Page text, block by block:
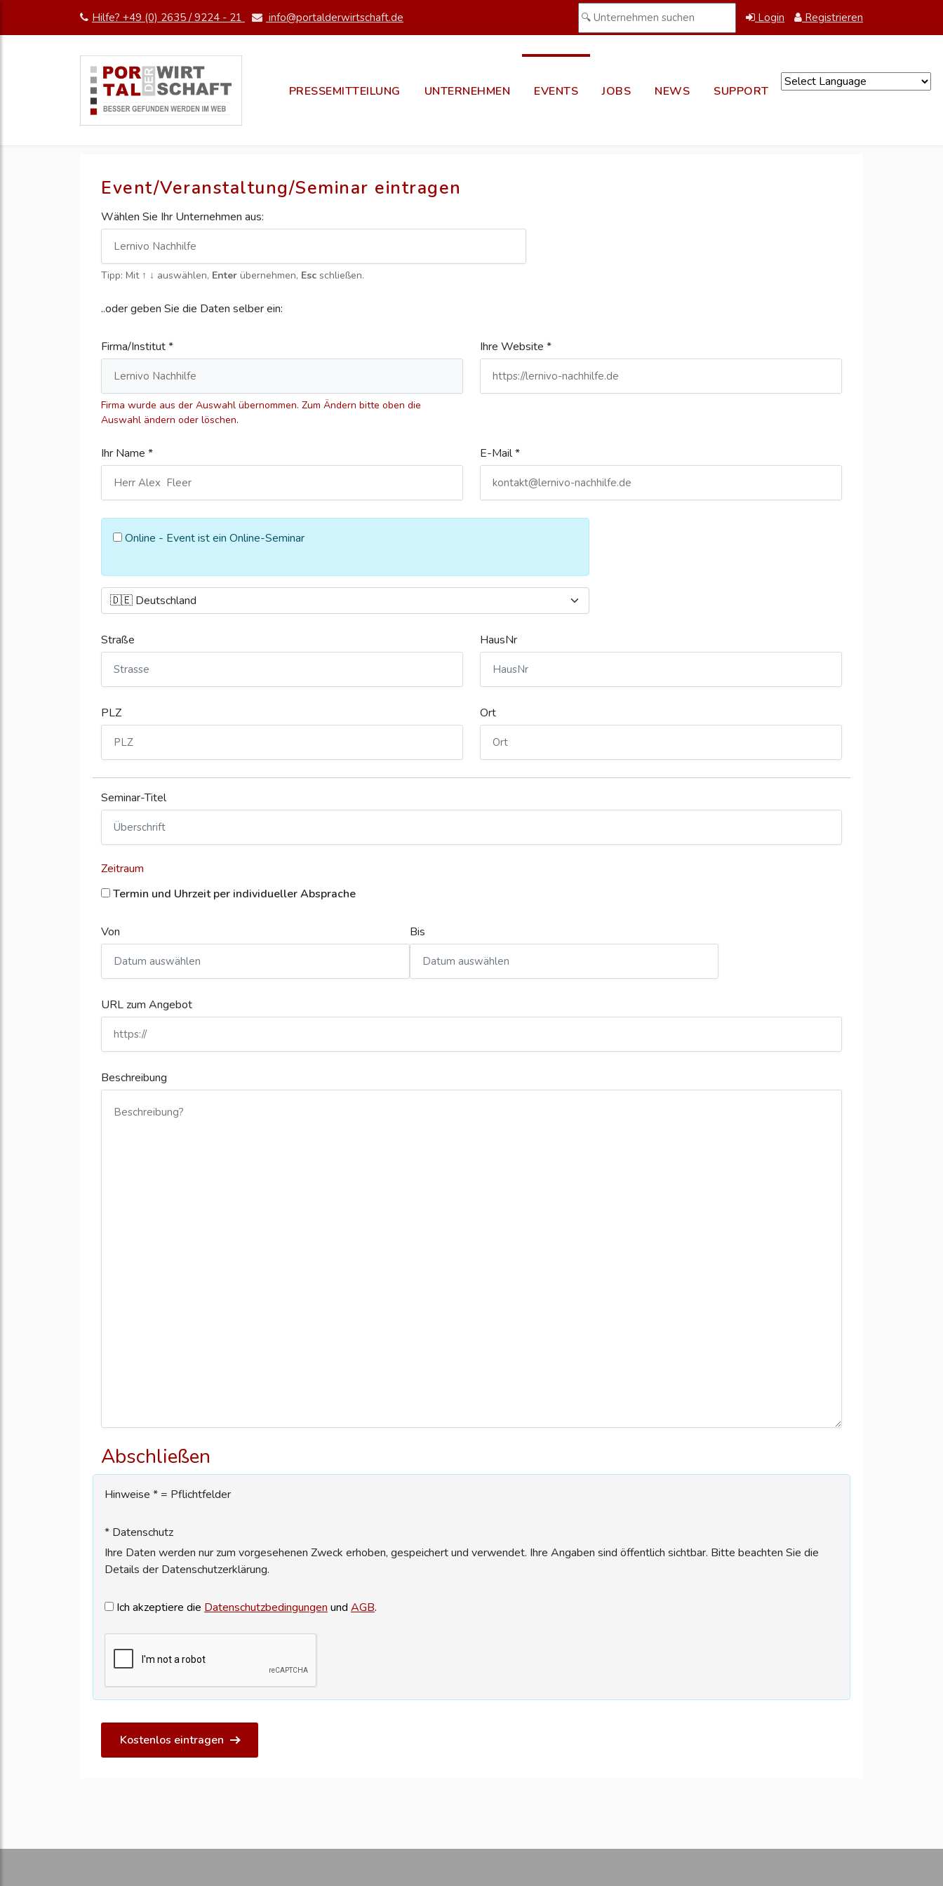
Hilfe? +49 (0) 2635 / 9224 - 21 info@portalderwirtschaft.de Login Registrieren
PRESSEMITTEILUNG UNTERNEHMEN EVENTS JOBS NEWS SUPPORT
Event/Veranstaltung/Seminar eintragen
Wählen Sie Ihr Unternehmen aus:
Tipp: Mit ↑ ↓ auswählen, Enter übernehmen, Esc schließen.
..oder geben Sie die Daten selber ein:
Firma/Institut *
Firma wurde aus der Auswahl übernommen. Zum Ändern bitte oben die
Auswahl ändern oder löschen.
Ihre Website *
Ihr Name * E-Mail *
Online - Event ist ein Online-Seminar
Straße HausNr
PLZ Ort
Seminar-Titel
Zeitraum
Termin und Uhrzeit per individueller Absprache
Von Bis
URL zum Angebot
Beschreibung
Abschließen
Hinweise * = Pflichtfelder
* Datenschutz
Ihre Daten werden nur zum vorgesehenen Zweck erhoben, gespeichert und verwendet. Ihre Angaben sind öffentlich sichtbar. Bitte beachten Sie die
Details der Datenschutzerklärung.
Ich akzeptiere die Datenschutzbedingungen und AGB.
Kostenlos eintragen